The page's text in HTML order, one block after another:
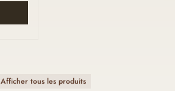
Afficher tous les produits